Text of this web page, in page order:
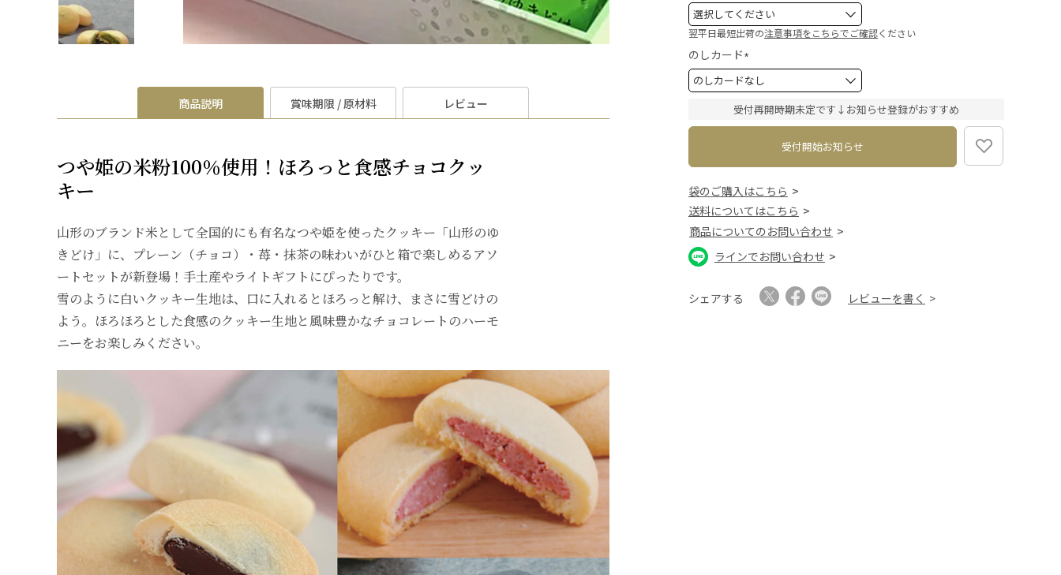
商品説明 賞味期限 / 原材料 レビュー
つや姫の米粉100％使用！ほろっと食感チョコクッ
キー
山形のブランド米として全国的にも有名なつや姫を使ったクッキー「山形のゆ
きどけ」に、プレーン（チョコ）・苺・抹茶の味わいがひと箱で楽しめるアソ
ートセットが新登場！手土産やライトギフトにぴったりです。
雪のように白いクッキー生地は、口に入れるとほろっと解け、まさに雪どけの
よう。ほろほろとした食感のクッキー生地と風味豊かなチョコレートのハーモ
ニーをお楽しみください。
(
必
須
翌平日最短出荷の注意事項をこちらでご確認ください
のしカード
(
必
須
受付再開時期未定です↓お知らせ登録がおすすめ
受付開始お知らせ
袋のご購入はこちら
送料についてはこちら
商品についてのお問い合わせ
ラインでお問い合わせ
シェアする レビューを書く